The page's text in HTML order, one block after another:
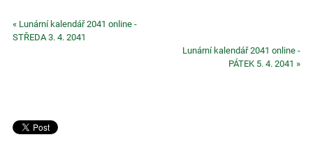
« Lunární kalendář 2041 online -
STŘEDA 3. 4. 2041
Lunární kalendář 2041 online -
PÁTEK 5. 4. 2041 »